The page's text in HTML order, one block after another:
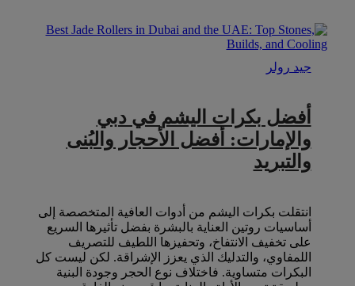
جيد رولر
أفضل بكرات اليشم في دبي
والإمارات: أفضل الأحجار والبُنى
والتبريد
انتقلت بكرات اليشم من أدوات العافية المتخصصة إلى
أساسيات روتين العناية بالبشرة بفضل تأثيرها السريع
على تخفيف الانتفاخ، وتحفيزها اللطيف للتصريف
اللمفاوي، والتدليك الذي يعزز الإشراقة. لكن ليست كل
البكرات متساوية. فاختلاف نوع الحجر وجودة البنية